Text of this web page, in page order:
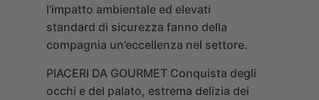
l’impatto ambientale ed elevati
standard di sicurezza fanno della
compagnia un’eccellenza nel settore.
PIACERI DA GOURMET Conquista degli
occhi e del palato, estrema delizia dei